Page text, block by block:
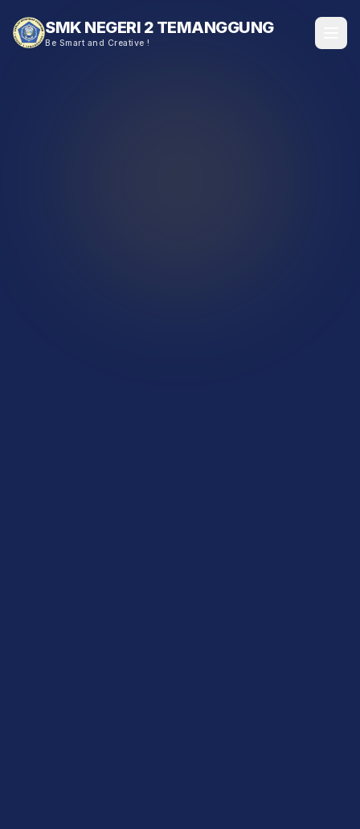
SMK NEGERI 2 TEMANGGUNG
Be Smart and Creative !